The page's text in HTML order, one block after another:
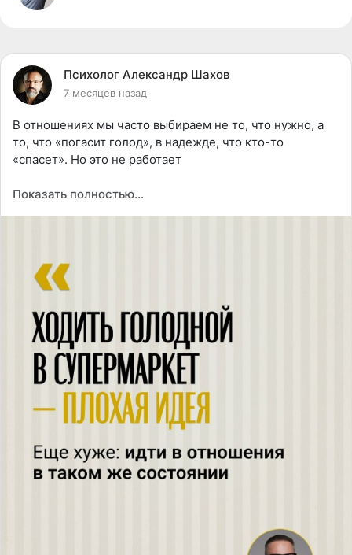
Психолог Александр Шахов
7 месяцев назад
В отношениях мы часто выбираем не то, что нужно, а
то, что «погасит голод», в надежде, что кто-то
«спасет». Но это не работает
отношения? Пройди мини-диагностику
Показать полностью…